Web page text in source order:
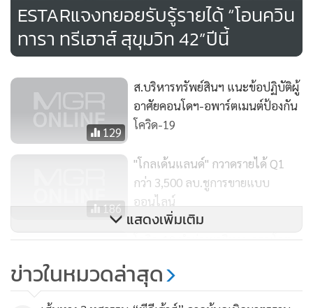
ESTARแจงทยอยรับรู้รายได้ “โอนควิน
ทารา ทรีเฮาส์ สุขุมวิท 42”ปีนี้
129
ส.บริหารทรัพย์สินฯ แนะข้อปฏิบัติผู้
อาศัยคอนโดฯ-อพาร์ตเมนต์ป้องกัน
โควิด-19
186
"โกลเด้นแลนด์" กวาดรายได้ Q1
กว่า 3,500 ลบ.ชูการขายแบบ
ออนไลน์
187
โควิด-19 ทำต่างชาติหาย คอนโดฯ
แสดงเพิ่มเติม
ข่าวในหมวดล่าสุด